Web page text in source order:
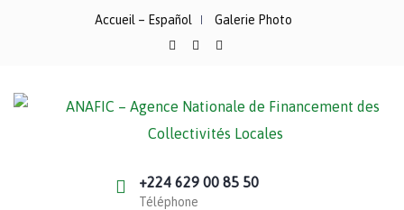
Accueil – Español Galerie Photo
+224 629 00 85 50
Téléphone